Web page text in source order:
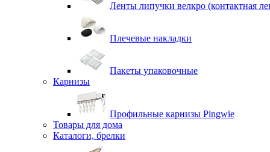
Ленты липучки велкро (контактная
Плечевые накладки
Пакеты упаковочные
Карнизы
Профильные карнизы Pingwie
Товары для дома
Каталоги, брелки